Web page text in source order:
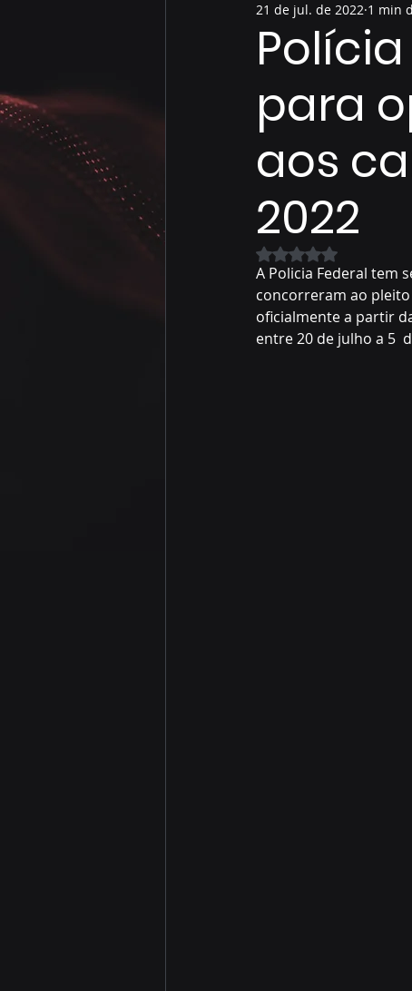
para
aos
2022
21 de jul. de 2022 1 min
Avaliado com NaN
A Policia Federal tem
concorreram ao
oficialmente a partir
entre 20 de julho a 5